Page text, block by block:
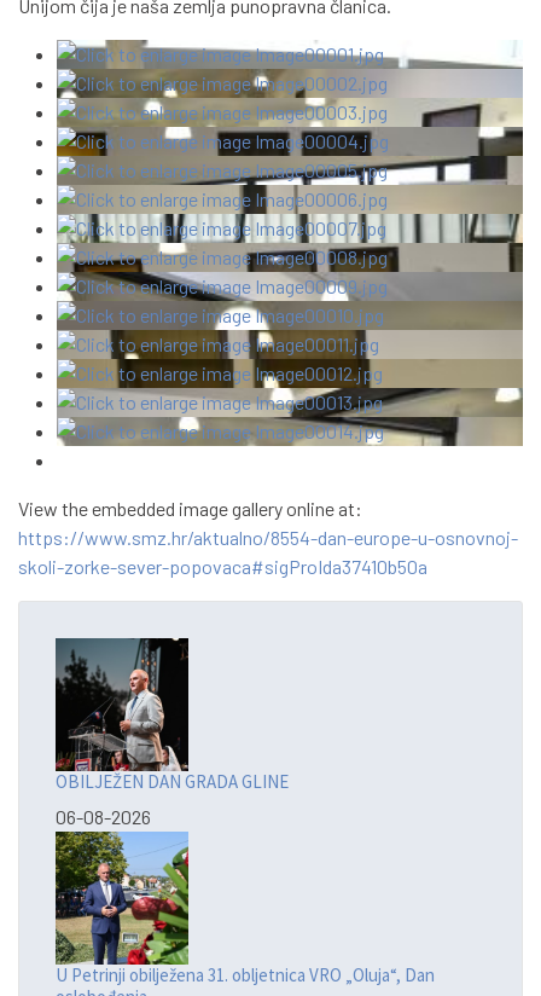
Unijom čija je naša zemlja punopravna članica.
View the embedded image gallery online at:
https://www.smz.hr/aktualno/8554-dan-europe-u-osnovnoj-
skoli-zorke-sever-popovaca#sigProIda37410b50a
OBILJEŽEN DAN GRADA GLINE
06-08-2026
U Petrinji obilježena 31. obljetnica VRO „Oluja“, Dan